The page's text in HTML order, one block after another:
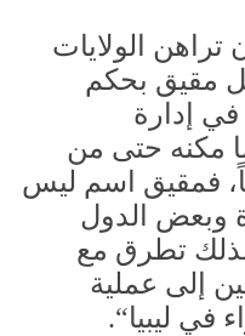
الولايات
مقيق بحكم
إدارة
مكنه حتى من
فمقيق اسم ليس
وبعض الدول
لذلك تطرق مع
إلى عملية
في ليبيا“.